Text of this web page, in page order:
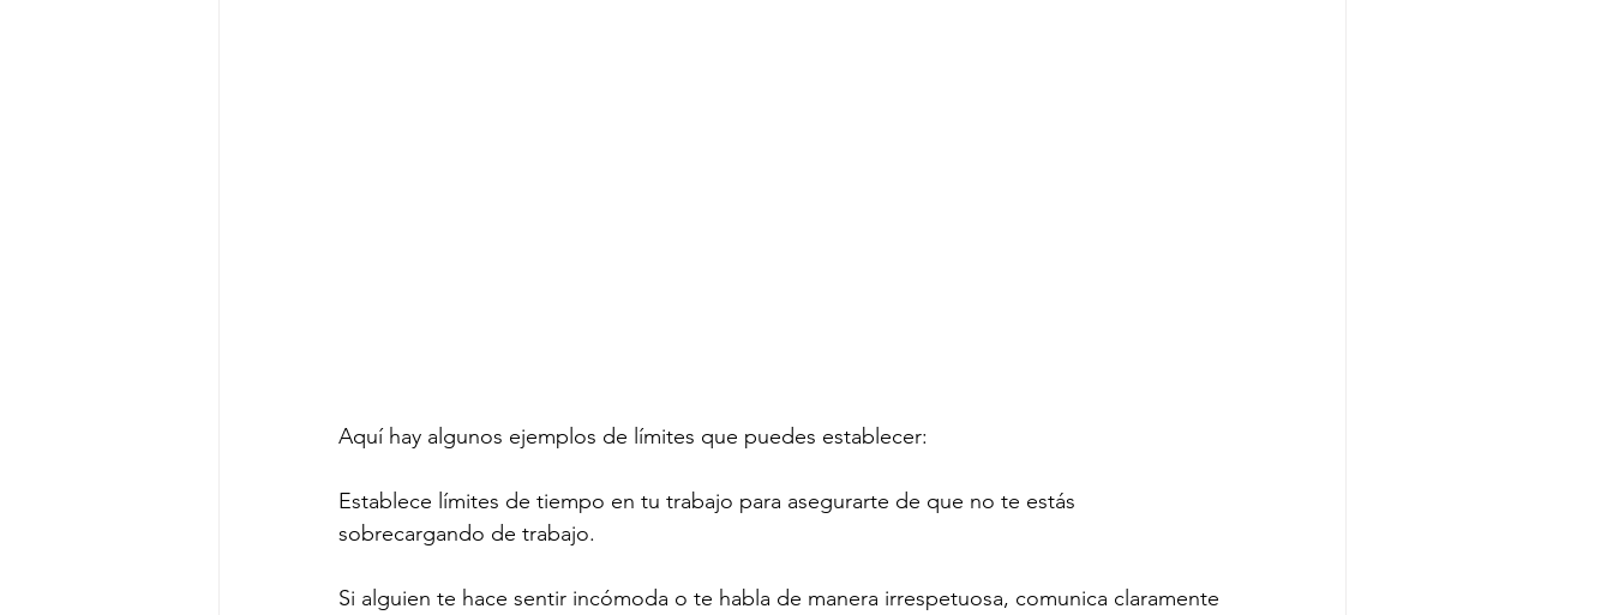
Aquí hay algunos ejemplos de límites que puedes establecer:
Establece límites de tiempo en tu trabajo para asegurarte de que no te estás
sobrecargando de trabajo.
Si alguien te hace sentir incómoda o te habla de manera irrespetuosa, comunica claramente